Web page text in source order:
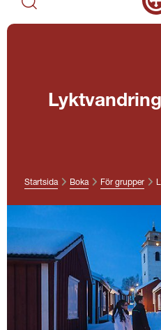
Startsida Boka För grupper